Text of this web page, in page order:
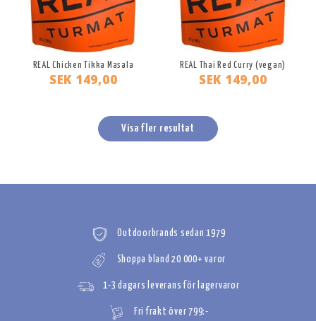
REAL Chicken Tikka Masala
SEK 149,00
REAL Thai Red Curry (vegan)
SEK 149,00
Visa fler resultat
Outdoorbrands sedan 1979
Shoppa bland 20 000+ varor
1-3 dagars leverans för lagervaror
Fri frakt över 799:-